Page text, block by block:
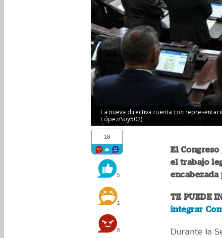
La nueva directiva cuenta con
López/Soy502)
18
5
1
8
El
el trabajo
TE PUEDE
integrar
Durante la